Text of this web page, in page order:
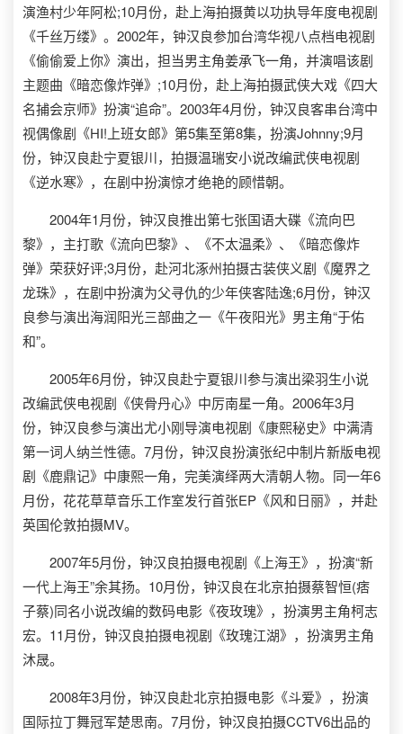
演渔村少年阿松;10月份，赴上海拍摄黄以功执导年度电视剧
《千丝万缕》。2002年，钟汉良参加台湾华视八点档电视剧
《偷偷爱上你》演出，担当男主角姜承飞一角，并演唱该剧
主题曲《暗恋像炸弹》;10月份，赴上海拍摄武侠大戏《四大
名捕会京师》扮演“追命”。2003年4月份，钟汉良客串台湾中
视偶像剧《HI!上班女郎》第5集至第8集，扮演Johnny;9月
份，钟汉良赴宁夏银川，拍摄温瑞安小说改编武侠电视剧
《逆水寒》，在剧中扮演惊才绝艳的顾惜朝。
2004年1月份，钟汉良推出第七张国语大碟《流向巴
黎》，主打歌《流向巴黎》、《不太温柔》、《暗恋像炸
弹》荣获好评;3月份，赴河北涿州拍摄古装侠义剧《魔界之
龙珠》，在剧中扮演为父寻仇的少年侠客陆逸;6月份，钟汉
良参与演出海润阳光三部曲之一《午夜阳光》男主角“于佑
和”。
2005年6月份，钟汉良赴宁夏银川参与演出梁羽生小说
改编武侠电视剧《侠骨丹心》中厉南星一角。2006年3月
份，钟汉良参与演出尤小刚导演电视剧《康熙秘史》中满清
第一词人纳兰性德。7月份，钟汉良扮演张纪中制片新版电视
剧《鹿鼎记》中康熙一角，完美演绎两大清朝人物。同一年6
月份，花花草草音乐工作室发行首张EP《风和日丽》，并赴
英国伦敦拍摄MV。
2007年5月份，钟汉良拍摄电视剧《上海王》，扮演“新
一代上海王”余其扬。10月份，钟汉良在北京拍摄蔡智恒(痞
子蔡)同名小说改编的数码电影《夜玫瑰》，扮演男主角柯志
宏。11月份，钟汉良拍摄电视剧《玫瑰江湖》，扮演男主角
沐晟。
2008年3月份，钟汉良赴北京拍摄电影《斗爱》，扮演
国际拉丁舞冠军楚思南。7月份，钟汉良拍摄CCTV6出品的